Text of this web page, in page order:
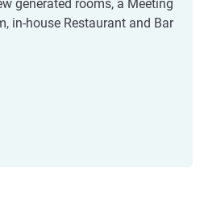
generated rooms, a Meeting
in-house Restaurant and Bar.